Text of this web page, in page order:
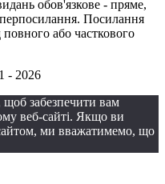
обов'язкове - пряме,
Посилання
або часткового
- 2026
забезпечити вам
веб-сайті. Якщо ви
ми вважатимемо, що